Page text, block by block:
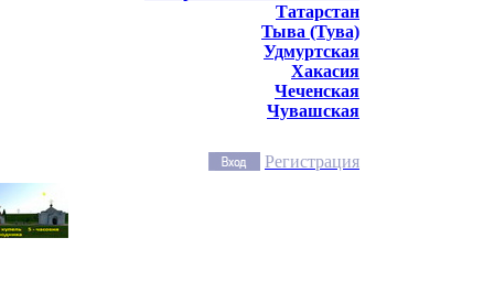
Татарстан
Тыва (Тува)
Удмуртская
Хакасия
Чеченская
Чувашская
Регистрация